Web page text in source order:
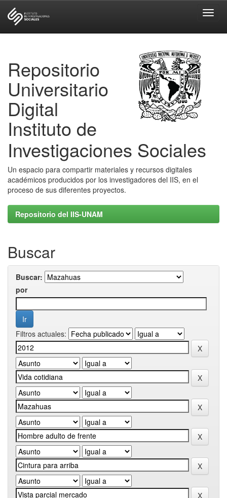
Repositorio
Universitario
Digital
Instituto de
Investigaciones Sociales
Un espacio para compartir materiales y recursos digitales
académicos producidos por los investigadores del IIS, en el
proceso de sus diferentes proyectos.
Repositorio del IIS-UNAM
Buscar
Buscar:
por
Filtros actuales: